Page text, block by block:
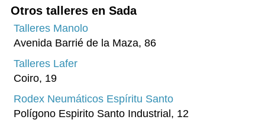
A Coruña
Islas Baleares
Pontevedra
Tenerife
Granada
Otros talleres en Sada
Talleres Manolo
Avenida Barrié de la Maza, 86
Talleres Lafer
Coiro, 19
Rodex Neumáticos Espíritu Santo
Polígono Espirito Santo Industrial, 12